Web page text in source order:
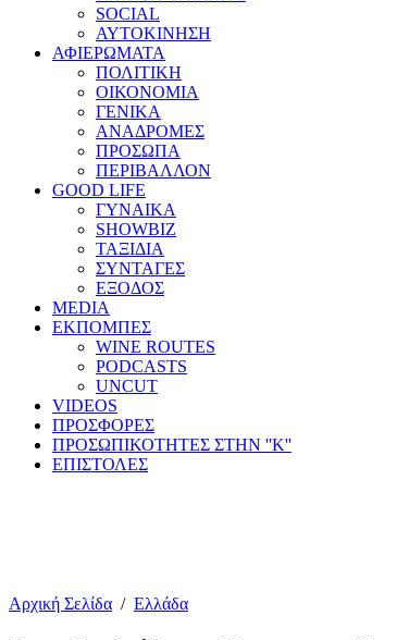
SOCIAL
ΑΥΤΟΚΙΝΗΣΗ
ΑΦΙΕΡΩΜΑΤΑ
ΠΟΛΙΤΙΚΗ
ΟΙΚΟΝΟΜΙΑ
ΓΕΝΙΚΑ
ΑΝΑΔΡΟΜΕΣ
ΠΡΟΣΩΠΑ
ΠΕΡΙΒΑΛΛΟΝ
GOOD LIFE
ΓΥΝΑΙΚΑ
SHOWBIZ
ΤΑΞΙΔΙΑ
ΣΥΝΤΑΓΕΣ
ΕΞΟΔΟΣ
MEDIA
ΕΚΠΟΜΠΕΣ
WINE ROUTES
PODCASTS
UNCUT
VIDEOS
ΠΡΟΣΦΟΡΕΣ
ΠΡΟΣΩΠΙΚΟΤΗΤΕΣ ΣΤΗΝ ''Κ''
ΕΠΙΣΤΟΛΕΣ
Αρχική Σελίδα / Ελλάδα